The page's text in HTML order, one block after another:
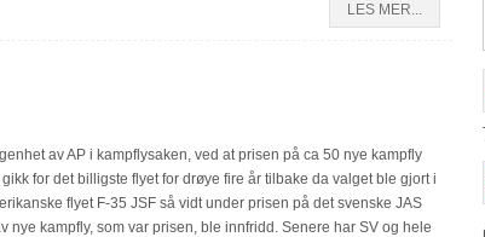
LES MER...
av AP i kampflysaken, ved at prisen på ca 50 nye kampfly
for det billigste flyet for drøye fire år tilbake da valget ble gjort i
flyet F-35 JSF så vidt under prisen på det svenske JAS
nye kampfly, som var prisen, ble innfridd. Senere har SV og hele